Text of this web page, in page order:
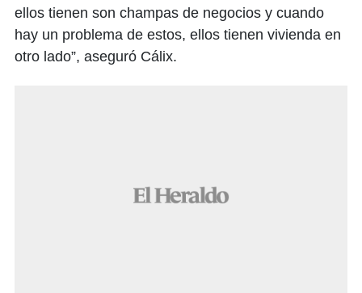
ellos tienen son champas de negocios y cuando
hay un problema de estos, ellos tienen vivienda en
otro lado”, aseguró Cálix.